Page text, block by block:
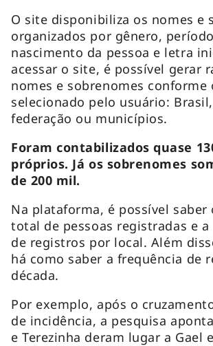
O site disponibiliza os nomes e
organizados por gênero,
nascimento da pessoa e letra
acessar o site, é possível gerar
nomes e sobrenomes conforme
selecionado pelo usuário:
federação ou municípios.
Foram contabilizados quase
próprios. Já os sobrenomes
de 200 mil.
Na plataforma, é possível saber
total de pessoas registradas e a
de registros por local. Além
há como saber a frequência de
década.
Por exemplo, após o
de incidência, a pesquisa
e Terezinha deram lugar a Gael